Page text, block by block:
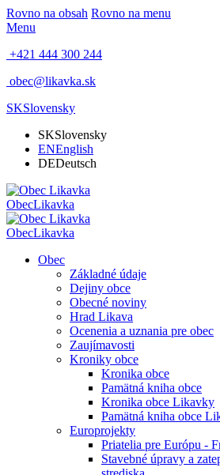
Rovno na obsah Rovno na menu
Menu
+421 444 300 244
obec@likavka.sk
SKSlovensky
SKSlovensky
ENEnglish
DEDeutsch
ObecLikavka
ObecLikavka
Obec
Základné údaje
Dejiny obce
Obecné noviny
Hrad Likava
Ocenenia a uznania pre obec
Zaujímavosti
Kroniky obce
Kronika obce
Pamätná kniha obce
Kronika obce Likavky
Pamätná kniha obce
Europrojekty
Priatelia pre Európu -
Stavebné úpravy a